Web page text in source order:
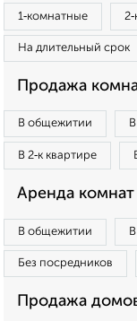
1‑комнатные
На длительный срок
Продажа
В общежитии
В 2‑к квартире
Аренда комнат
В общежитии
Без посредников
Продажа